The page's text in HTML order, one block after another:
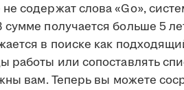
содержат слова «Go»,
получается больше 5
в поиске как
работы или сопоставлять
вам. Теперь вы можете